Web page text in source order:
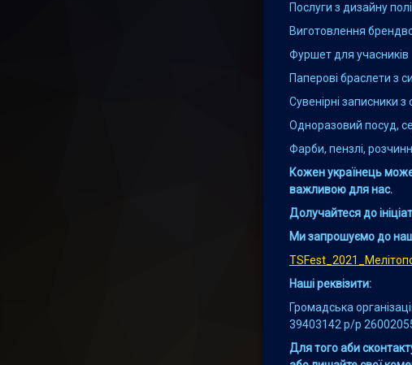
Послуги з дизайну
Виготовлення
Фуршет для учасників
Паперові браслети з
Сувенірні записники
Одноразовий посуд,
Фарби, пензлі,
Кожен українець
важливою для нас.
Долучайтеся до
Ми запрошуємо до
Наші реквізити:
Громадська
39403142 р/р
Для того аби